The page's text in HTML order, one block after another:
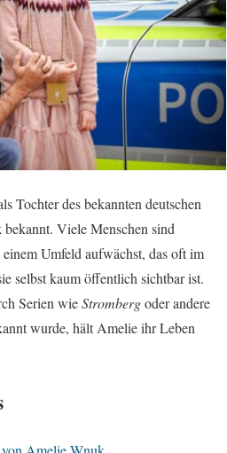
Tochter des bekannten deutschen
bekannt. Viele Menschen sind
Umfeld aufwächst, das oft im
selbst kaum öffentlich sichtbar ist.
Serien wieStrombergoder andere
wurde, hält Amelie ihr Leben